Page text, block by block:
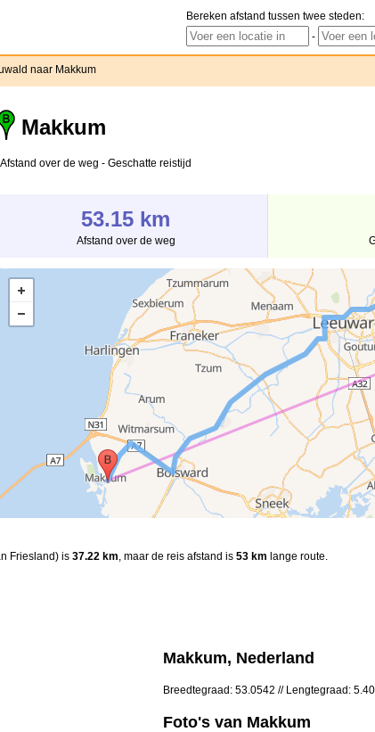
Bereken afstand tussen twee steden:
-
naar Makkum
Makkum
over de weg - Geschatte reistijd
53.15 km
Afstand over de weg
Friesland) is 37.22 km, maar de reis afstand is 53 km lange route.
Makkum, Nederland
Breedtegraad: 53.0542 // Lengtegraad:
Foto's van Makkum